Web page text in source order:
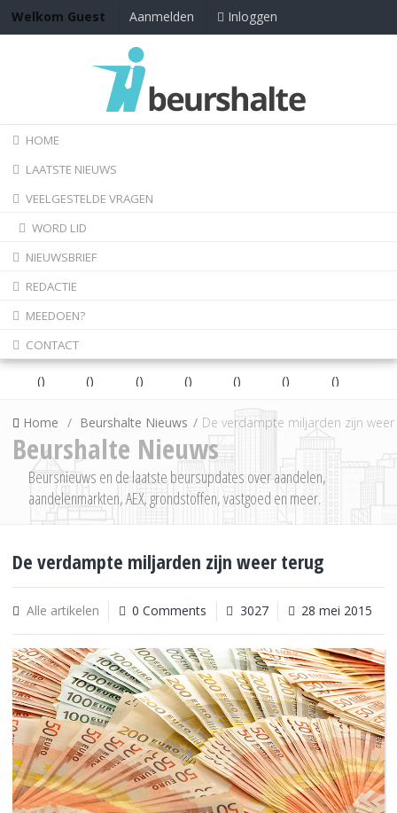
Welkom Guest Aanmelden Inloggen
HOME
LAATSTE NIEUWS
VEELGESTELDE VRAGEN
WORD LID
NIEUWSBRIEF
REDACTIE
MEEDOEN?
CONTACT
Home Beurshalte Nieuws De verdampte miljarden zijn
Beurshalte Nieuws
Beursnieuws en de laatste beursupdates over aandelen,
aandelenmarkten, AEX, grondstoffen, vastgoed en meer.
De verdampte miljarden zijn weer terug
Alle artikelen 0 Comments 3027 28 mei 2015